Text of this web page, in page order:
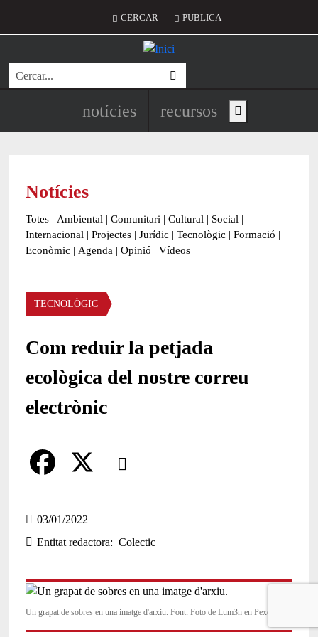
Menú del compte d'usuari
CERCAR PUBLICA
Cerca
Navegació principal de
notícies recursos Show main menu
Notícies
Totes | Ambiental | Comunitari | Cultural | Social |
Internacional | Projectes | Jurídic | Tecnològic | Formació |
Econòmic | Agenda | Opinió | Vídeos
Àmbit de la notícia
TECNOLÒGIC
Com reduir la petjada
ecològica del nostre correu
electrònic
Comparteix
a
c
b
03/01/2022
Entitat redactora
Colectic
Un grapat de sobres en una imatge d'arxiu. Font: Foto de Lum3n en Pexels